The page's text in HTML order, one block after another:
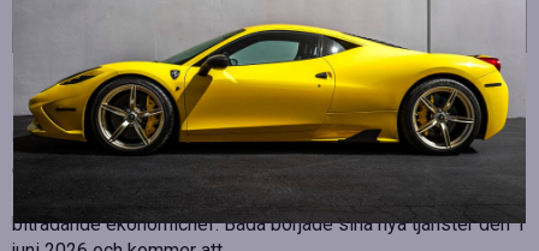
Strategiska tillskott till OHLA Sveriges ledning
Publicerad juli 10, 2026
OHLA Sverige stärker sin ledningsgrupp genom att anställa
Malin Bergman som HR-chef och María Vazquez som
biträdande ekonomichef. Båda började sina nya tjänster den 1